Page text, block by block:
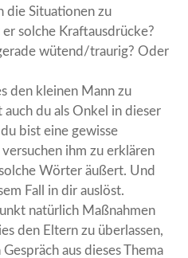
die Situationen zu
solche Kraftausdrücke?
wütend/traurig? Oder
den kleinen Mann zu
auch du als Onkel in dieser
bist eine gewisse
ihm zu erklären
Wörter äußert. Und
Fall in dir auslöst.
natürlich Maßnahmen
den Eltern zu überlassen,
aus dieses Thema